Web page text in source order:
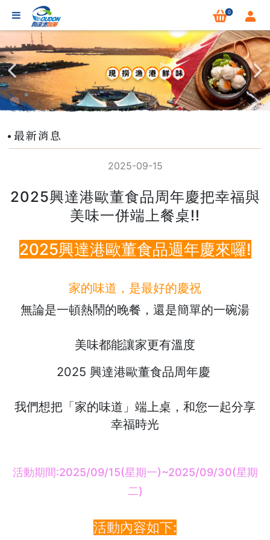
0
最新消息
2025-09-15
2025興達港歐董食品周年慶把幸福與
美味一併端上餐桌!!
2025興達港歐董食品週年慶來囉!
家的味道，是最好的慶祝
無論是一頓熱鬧的晚餐，還是簡單的一碗湯
美味都能讓家更有溫度
2025 興達港歐董食品周年慶
我們想把「家的味道」端上桌，和您一起分享
幸福時光
活動期間:2025/09/15(星期一)~2025/09/30(星期
二)
活動內容如下: